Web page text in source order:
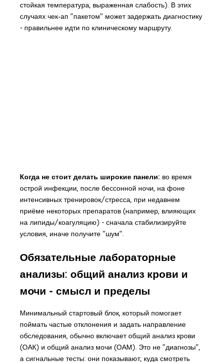
стойкая температура, выраженная слабость). В этих
случаях чек‑ап "пакетом" может задержать диагностику
- правильнее идти по клиническому маршруту.
Когда не стоит делать широкие панели: во время
острой инфекции, после бессонной ночи, на фоне
интенсивных тренировок/стресса, при недавнем
приёме некоторых препаратов (например, влияющих
на липиды/коагуляцию) - сначала стабилизируйте
условия, иначе получите "шум".
Обязательные лабораторные
анализы: общий анализ крови и
мочи - смысл и пределы
Минимальный стартовый блок, который помогает
поймать частые отклонения и задать направление
обследования, обычно включает общий анализ крови
(ОАК) и общий анализ мочи (ОАМ). Это не "диагнозы",
а сигнальные тесты: они показывают, куда смотреть